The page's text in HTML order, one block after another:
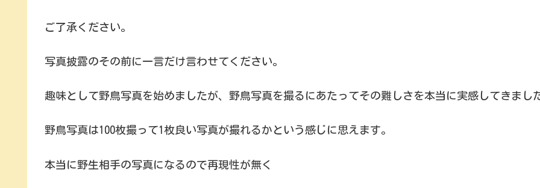
ご了承ください。
写真披露のその前に一言だけ言わせてください。
趣味として野鳥写真を始めましたが、野鳥写真を撮るにあたってその難しさを本当に実感してきまし
野鳥写真は100枚撮って1枚良い写真が撮れるかという感じに思えます。
本当に野生相手の写真になるので再現性が無く